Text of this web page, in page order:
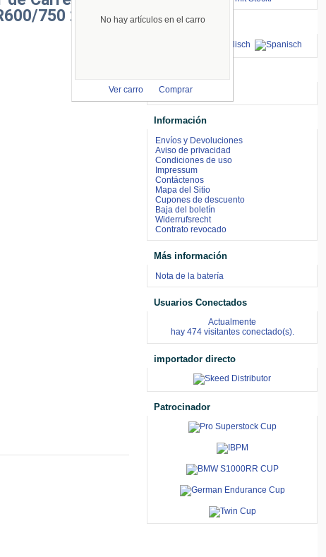
No hay artículos en el carro
Ver carro Comprar
750 2011-
Idiomas
Información
Envíos y Devoluciones
Aviso de privacidad
Condiciones de uso
Impressum
Contáctenos
Mapa del Sitio
Cupones de descuento
Baja del boletín
Widerrufsrecht
Contrato revocado
Más información
Nota de la batería
Usuarios Conectados
Actualmente
hay 474 visitantes conectado(s).
importador directo
Patrocinador